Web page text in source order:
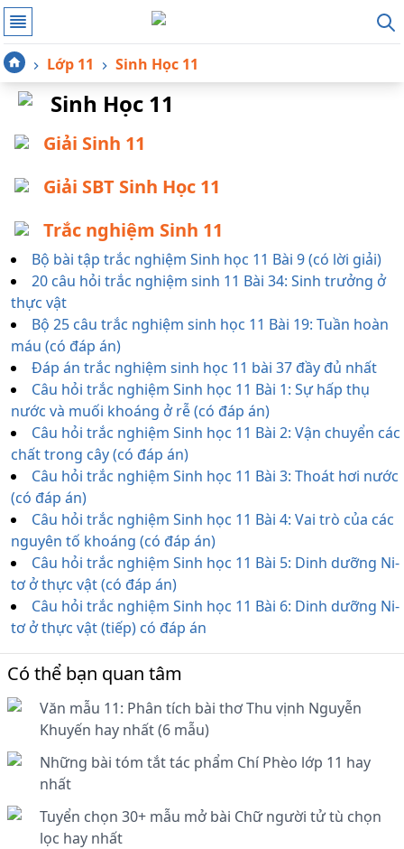
Lớp 11 Sinh Học 11
Sinh Học 11
Giải Sinh 11
Giải SBT Sinh Học 11
Trắc nghiệm Sinh 11
Bộ bài tập trắc nghiệm Sinh học 11 Bài 9 (có lời giải)
20 câu hỏi trắc nghiệm sinh 11 Bài 34: Sinh trưởng ở
thực vật
Bộ 25 câu trắc nghiệm sinh học 11 Bài 19: Tuần hoàn
máu (có đáp án)
Đáp án trắc nghiệm sinh học 11 bài 37 đầy đủ nhất
Câu hỏi trắc nghiệm Sinh học 11 Bài 1: Sự hấp thụ
nước và muối khoáng ở rễ (có đáp án)
Câu hỏi trắc nghiệm Sinh học 11 Bài 2: Vận chuyển các
chất trong cây (có đáp án)
Câu hỏi trắc nghiệm Sinh học 11 Bài 3: Thoát hơi nước
(có đáp án)
Câu hỏi trắc nghiệm Sinh học 11 Bài 4: Vai trò của các
nguyên tố khoáng (có đáp án)
Câu hỏi trắc nghiệm Sinh học 11 Bài 5: Dinh dưỡng Ni-
tơ ở thực vật (có đáp án)
Câu hỏi trắc nghiệm Sinh học 11 Bài 6: Dinh dưỡng Ni-
tơ ở thực vật (tiếp) có đáp án
Có thể bạn quan tâm
Văn mẫu 11: Phân tích bài thơ Thu vịnh Nguyễn
Khuyến hay nhất (6 mẫu)
Những bài tóm tắt tác phẩm Chí Phèo lớp 11 hay
nhất
Tuyển chọn 30+ mẫu mở bài Chữ người tử tù chọn
lọc hay nhất